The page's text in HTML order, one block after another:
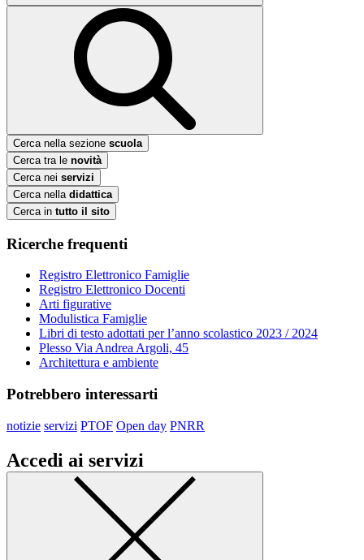
Cerca nella sezione scuola
Cerca tra le novità
Cerca nei servizi
Cerca nella didattica
Cerca in tutto il sito
Ricerche frequenti
Registro Elettronico Famiglie
Registro Elettronico Docenti
Arti figurative
Modulistica Famiglie
Libri di testo adottati per l’anno scolastico 2023 / 2024
Plesso Via Andrea Argoli, 45
Architettura e ambiente
Potrebbero interessarti
notizie servizi PTOF Open day PNRR
Accedi ai servizi